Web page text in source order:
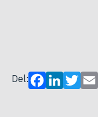
Del: